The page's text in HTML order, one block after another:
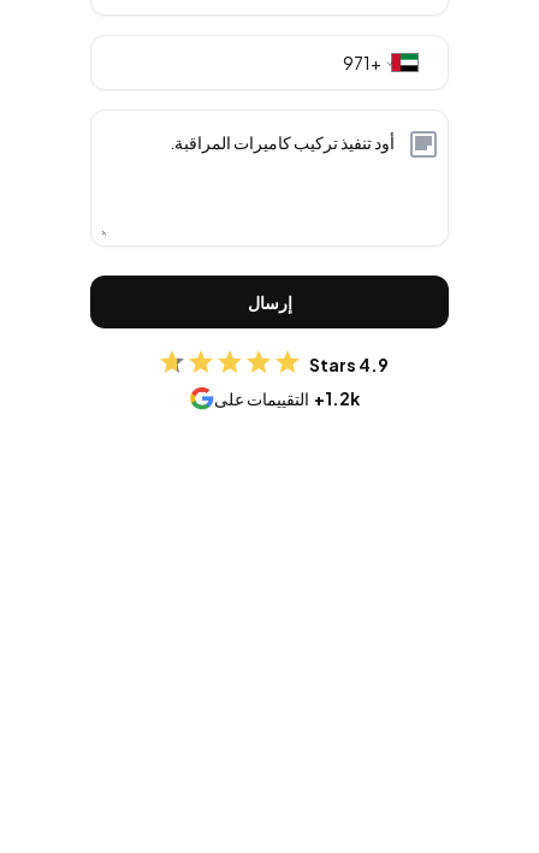
إرسال
4.9 Stars
1.2k+
التقييمات على